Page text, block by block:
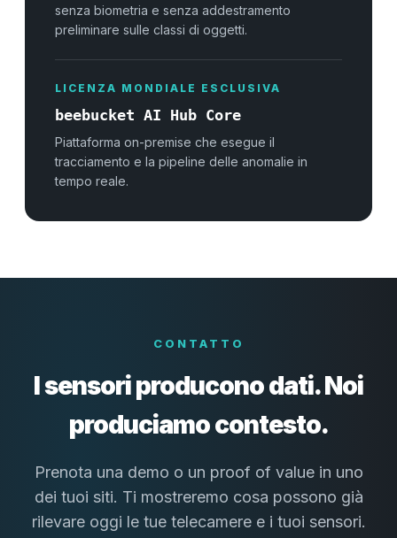
senza biometria e senza addestramento
preliminare sulle classi di oggetti.
LICENZA MONDIALE ESCLUSIVA
beebucket AI Hub Core
Piattaforma on-premise che esegue il
tracciamento e la pipeline delle anomalie in
tempo reale.
CONTATTO
I sensori producono dati. Noi
produciamo contesto.
Prenota una demo o un proof of value in uno
dei tuoi siti. Ti mostreremo cosa possono già
rilevare oggi le tue telecamere e i tuoi sensori.